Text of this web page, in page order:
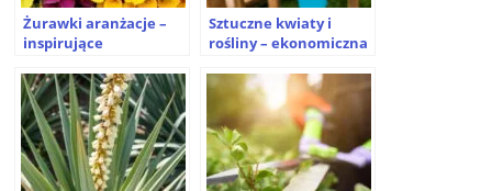
Żurawki aranżacje –
inspirujące
na rabaty i do donic
Sztuczne kwiaty i
rośliny – ekonomiczna
naturalnych roślin